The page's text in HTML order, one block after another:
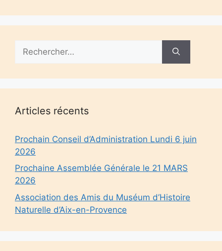
Articles récents
Prochain Conseil d’Administration Lundi 6 juin
2026
Prochaine Assemblée Générale le 21 MARS
2026
Association des Amis du Muséum d’Histoire
Naturelle d’Aix-en-Provence